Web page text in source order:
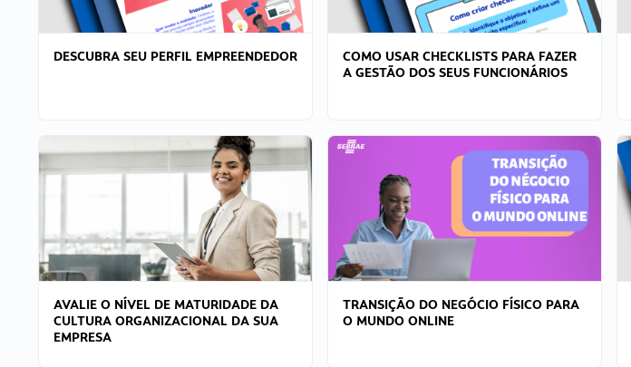
DESCUBRA SEU PERFIL EMPREENDEDOR
COMO USAR CHECKLISTS PARA FAZER
A GESTÃO DOS SEUS FUNCIONÁRIOS
AVALIE O NÍVEL DE MATURIDADE DA
CULTURA ORGANIZACIONAL DA SUA
EMPRESA
TRANSIÇÃO DO NEGÓCIO FÍSICO PARA
O MUNDO ONLINE